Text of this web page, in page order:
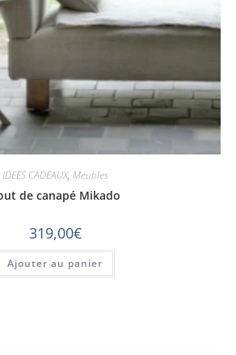
IDEES CADEAUX, Meubles
de canapé Mikado
319,00€
Ajouter au panier